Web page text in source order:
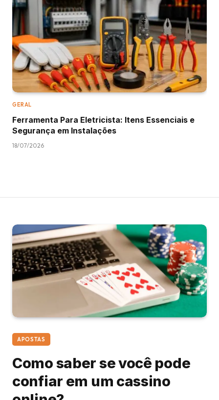
GERAL
Ferramenta Para Eletricista: Itens Essenciais e
Segurança em Instalações
18/07/2026
APOSTAS
Como saber se você pode
confiar em um cassino